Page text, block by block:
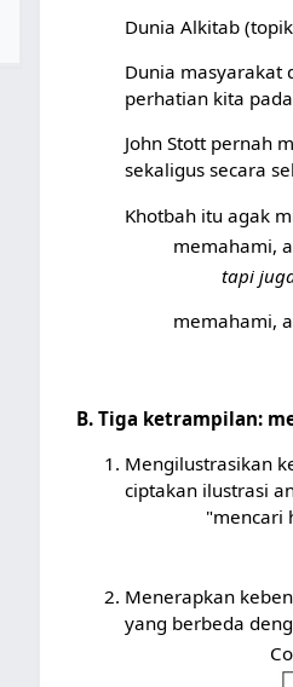
Dunia Alkitab
Dunia masyarakat
perhatian kita
John Stott pernah
sekaligus secara
Khotbah itu agak
memahami,
tapi
memahami,
B. Tiga ketrampilan:
Mengilustrasikan
ciptakan ilustrasi
"mencari
Menerapkan
yang berbeda